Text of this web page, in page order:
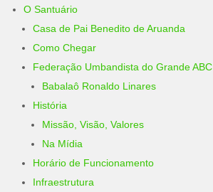
O Santuário
Casa de Pai Benedito de Aruanda
Como Chegar
Federação Umbandista do Grande ABC
Babalaô Ronaldo Linares
História
Missão, Visão, Valores
Na Mídia
Horário de Funcionamento
Infraestrutura